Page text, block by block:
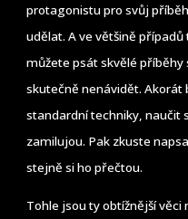
protagonistu pro svůj
udělat. A ve většině
můžete psát skvělé
skutečně nenávidět. Akorát
standardní techniky, naučit
zamilujou. Pak zkuste
stejně si ho přečtou.
Tohle jsou ty obtížnější věci